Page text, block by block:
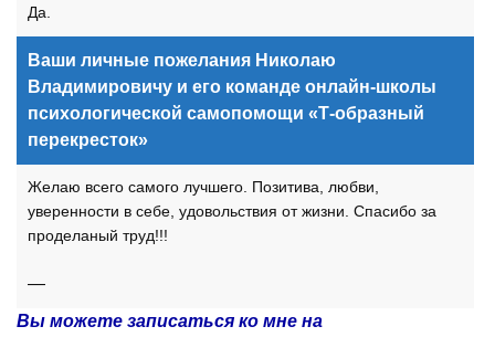
Да.
Ваши личные пожелания Николаю
Владимировичу и его команде онлайн-школы
психологической самопомощи «Т-образный
перекресток»
Желаю всего самого лучшего. Позитива, любви,
уверенности в себе, удовольствия от жизни. Спасибо за
проделаный труд!!!
—
Вы можете записаться ко мне на